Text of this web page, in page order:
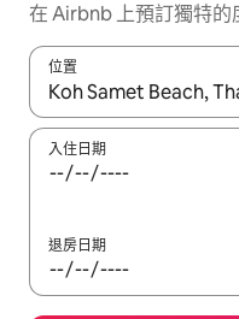
在 Airbnb 上預訂獨特
位置
如有搜尋結果，瀏覽內容
入住日期
退房日期